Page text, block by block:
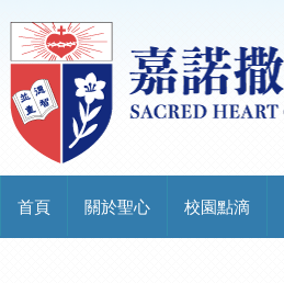
首頁 關於聖心 校園點滴